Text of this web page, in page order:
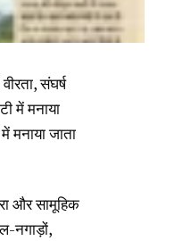
संघर्ष
में मनाया
मनाया जाता
और सामूहिक
नगाड़ों,